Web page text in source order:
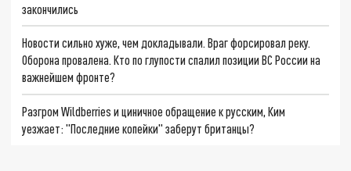
закончились
Новости сильно хуже, чем докладывали. Враг форсировал реку.
Оборона провалена. Кто по глупости спалил позиции ВС России на
важнейшем фронте?
Разгром Wildberries и циничное обращение к русским, Ким
уезжает: "Последние копейки" заберут британцы?